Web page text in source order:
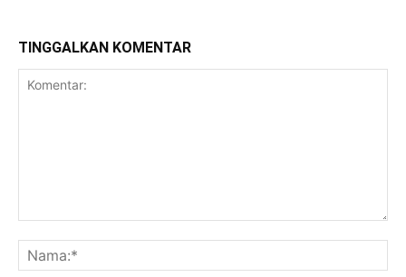
TINGGALKAN KOMENTAR